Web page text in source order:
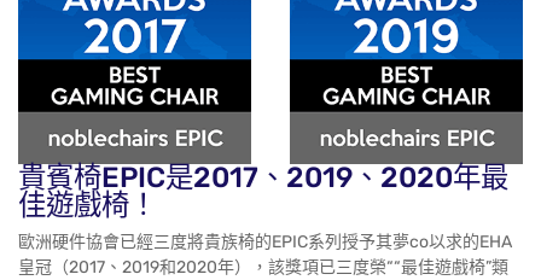
貴賓椅EPIC是2017、2019、2020年最
佳遊戲椅！
歐洲硬件協會已經三度將貴族椅的EPIC系列授予其夢co以求的EHA
皇冠（2017、2019和2020年），該獎項已三度榮““最佳遊戲椅”類